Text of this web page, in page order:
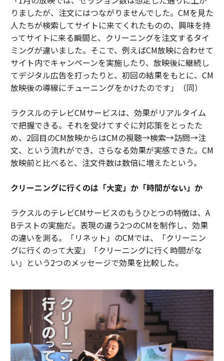
りましたが、注文にはつながりませんでした。CMを見た
人たちが検索してサイトに来てくれたものの、興味を持
ってサイトに来る瞬間と、クリーニングを注文するタイ
ミングが違いました。そこで、例えばCM放映に合わせて
サイト内でキャンペーンを実施したり、放映後に継続し
てデジタル広告を打ったりと、初回の結果をもとに、CM
放映後の導線にチューニングをかけたのです」（同）
ラクスルのテレビCMサービスは、効果がリアルタイム
で把握できる。それを受けてすぐに対応策をとったた
め、2回目のCM放映からはCMの視聴→検索→訪問→注
文、という流れができ、さらなる効果が実感できた。CM
放映前と比べると、注文件数は数倍に増えたという。
クリーニングに行くのは「大変」か「時間がない」か
ラクスルのテレビCMサービスのもうひとつの特徴は、A
Bテストの実施だ。表現の違う2つのCMを制作し、効果
の違いを測る。「リネット」のCMでは、「クリーニン
グに行くのって大変」「クリーニングに行く時間がな
い」という2つのメッセージで効果を比較した。